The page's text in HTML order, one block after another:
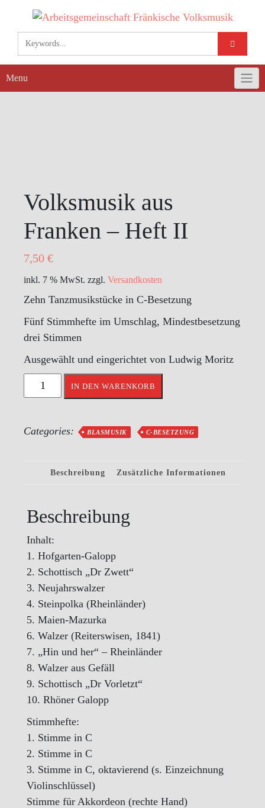
content
Menu
Volksmusik aus
Franken – Heft II
7,50 €
inkl. 7 % MwSt. zzgl. Versandkosten
Zehn Tanzmusikstücke in C-Besetzung
Fünf Stimmhefte im Umschlag, Mindestbesetzung
drei Stimmen
Ausgewählt und eingerichtet von Ludwig Moritz
Volksmusik
aus
-
Menge
IN DEN WARENKORB
Categories: BLASMUSIK C-BESETZUNG
Beschreibung Zusätzliche Informationen
Beschreibung
Inhalt:
1. Hofgarten-Galopp
2. Schottisch „Dr Zwett“
3. Neujahrswalzer
4. Steinpolka (Rheinländer)
5. Maien-Mazurka
6. Walzer (Reiterswisen, 1841)
7. „Hin und her“ – Rheinländer
8. Walzer aus Gefäll
9. Schottisch „Dr Vorletzt“
10. Rhöner Galopp
Stimmhefte:
1. Stimme in C
2. Stimme in C
3. Stimme in C, oktavierend (s. Einzeichnung
Violinschlüssel)
Stimme für Akkordeon (rechte Hand)